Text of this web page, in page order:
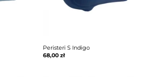
Peristeri S Indigo
68,00 zł